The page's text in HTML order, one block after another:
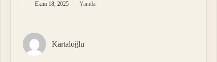
Ekim 18, 2025 Yanıtla
Kartaloğlu